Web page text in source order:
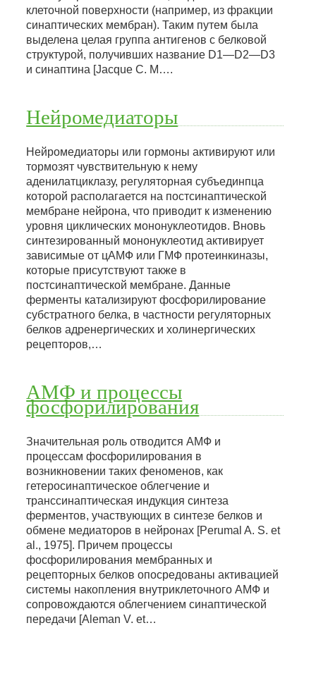
клеточной поверхности (например, из фракции
синаптических мембран). Таким путем была
выделена целая группа антигенов с белковой
структурой, получивших название D1—D2—D3
и синаптина [Jacque С. М….
Нейромедиаторы
Нейромедиаторы или гормоны активируют или
тормозят чувствительную к нему
аденилатциклазу, регуляторная субъединпца
которой располагается на постсинаптической
мембране нейрона, что приводит к изменению
уровня циклических мононуклеотидов. Вновь
синтезированный мононуклеотид активирует
зависимые от цАМФ или ГМФ протеинкиназы,
которые присутствуют также в
постсинаптической мембране. Данные
ферменты катализируют фосфорилирование
субстратного белка, в частности регуляторных
белков адренергических и холинергических
рецепторов,…
АМФ и процессы
фосфорилирования
Значительная роль отводится АМФ и
процессам фосфорилирования в
возникновении таких феноменов, как
гетеросинаптическое облегчение и
транссинаптическая индукция синтеза
ферментов, участвующих в синтезе белков и
обмене медиаторов в нейронах [Perumal A. S. et
al., 1975]. Причем процессы
фосфорилирования мембранных и
рецепторных белков опосредованы активацией
системы накопления внутриклеточного АМФ и
сопровождаются облегчением синаптической
передачи [Aleman V. et…